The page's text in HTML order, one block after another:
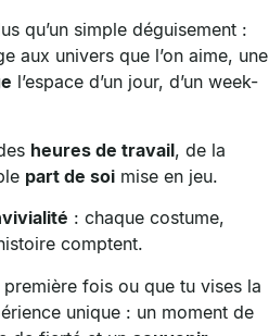
qu’un simple déguisement :
aux univers que l’on aime, une
l’espace d’un jour, d’un week-
heures de travail, de la
part de soi mise en jeu.
: chaque costume,
comptent.
fois ou que tu vises la
unique : un moment de